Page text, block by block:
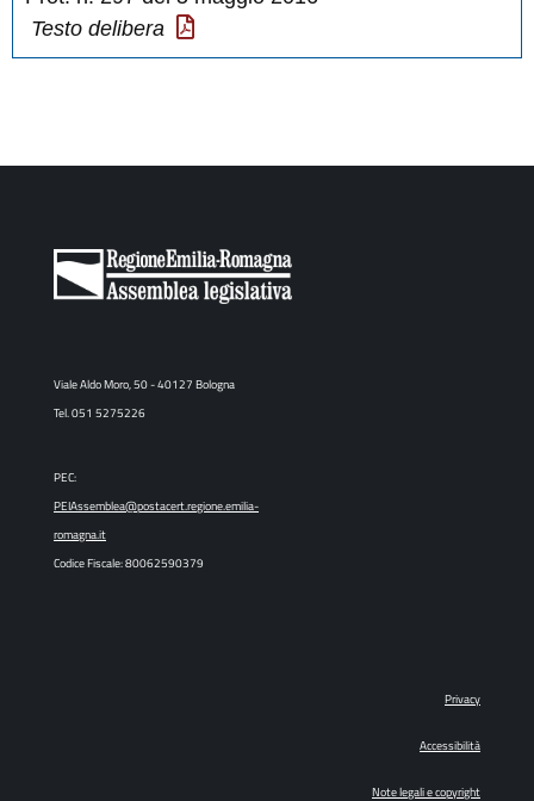
Testo delibera
Viale Aldo Moro, 50 - 40127 Bologna
Tel. 051 5275226
PEC:
PEIAssemblea@postacert.regione.emilia-
romagna.it
Codice Fiscale: 80062590379
Privacy
Accessibilità
Note legali e copyright